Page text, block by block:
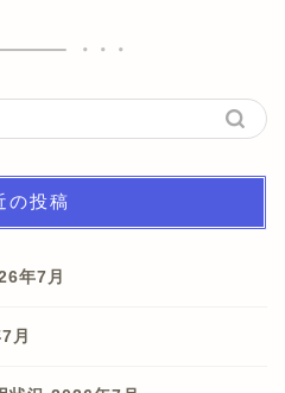
の投稿
年7月
月